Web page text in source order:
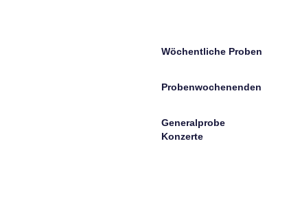
Wöchentliche Proben
Probenwochenenden
Generalprobe
Konzerte